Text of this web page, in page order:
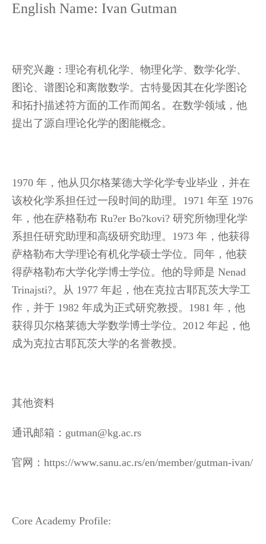
English Name: Ivan Gutman
研究兴趣： 理论有机化学、物理化学、数学化学、
图论、谱图论和离散数学。古特曼因其在化学图论
和拓扑描述符方面的工作而闻名。在数学领域，他
提出了源自理论化学的图能概念。
1970 年，他从贝尔格莱德大学化学专业毕业，并在
该校化学系担任过一段时间的助理。1971 年至 1976
年，他在萨格勒布 Ru?er Bo?kovi? 研究所物理化学
系担任研究助理和高级研究助理。1973 年，他获得
萨格勒布大学理论有机化学硕士学位。同年，他获
得萨格勒布大学化学博士学位。他的导师是 Nenad
Trinajsti?。从 1977 年起，他在克拉古耶瓦茨大学工
作，并于 1982 年成为正式研究教授。1981 年，他
获得贝尔格莱德大学数学博士学位。2012 年起，他
成为克拉古耶瓦茨大学的名誉教授。
其他资料
通讯邮箱：gutman@kg.ac.rs
官网：https://www.sanu.ac.rs/en/member/gutman-ivan/
Core Academy Profile: